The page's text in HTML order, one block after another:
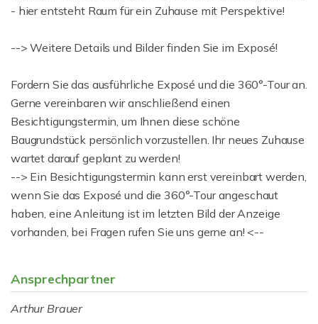
- hier entsteht Raum für ein Zuhause mit Perspektive!
--> Weitere Details und Bilder finden Sie im Exposé!
Fordern Sie das ausführliche Exposé und die 360°-Tour an.
Gerne vereinbaren wir anschließend einen
Besichtigungstermin, um Ihnen diese schöne
Baugrundstück persönlich vorzustellen. Ihr neues Zuhause
wartet darauf geplant zu werden!
--> Ein Besichtigungstermin kann erst vereinbart werden,
wenn Sie das Exposé und die 360°-Tour angeschaut
haben, eine Anleitung ist im letzten Bild der Anzeige
vorhanden, bei Fragen rufen Sie uns gerne an! <--
Ansprechpartner
Arthur Brauer